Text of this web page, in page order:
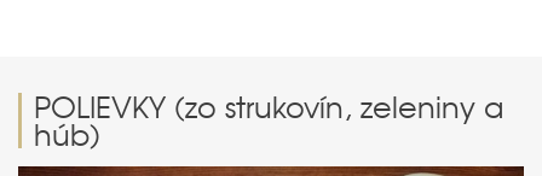
POLIEVKY (zo strukovín, zeleniny a
húb)